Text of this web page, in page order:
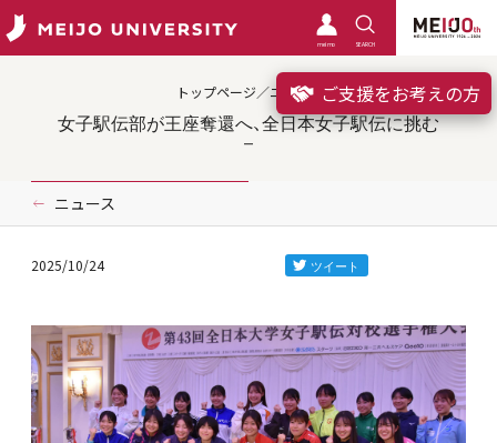
meimo SEARCH
ご支援をお考えの方
トップページ／ニュース
女子駅伝部が王座奪還へ、全日本女子駅伝に挑む
ニュース
2025/10/24